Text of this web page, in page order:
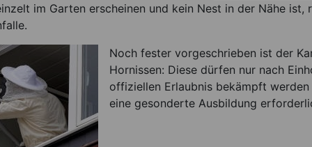
im Garten erscheinen und kein Nest in der Nähe ist,
Noch fester vorgeschrieben ist der
Hornissen: Diese dürfen nur nach
offiziellen Erlaubnis bekämpft
eine gesonderte Ausbildung